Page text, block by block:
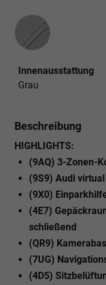
Innenausstattung
Innenausstattung
Grau
Beschreibung
HIGHLIGHTS:
(9AQ) 3-Zonen-
(9S9) Audi
(9X0)
(4E7)
schließend
(QR9)
(7UG)
(4D5)